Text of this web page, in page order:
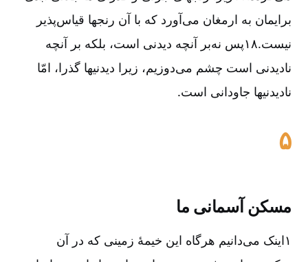
برایمان به ارمغان می‌آورد که با آن رنجها قیاس‌پذیر
نیست.۱۸پس نه‌بر آنچه دیدنی است، بلکه بر آنچه
نادیدنی است چشم می‌دوزیم، زیرا دیدنیها گذرا، امّا
نادیدنیها جاودانی است.
۵
مسکن آسمانی ما
۱اینک می‌دانیم هرگاه این خیمۀ زمینی که در آن